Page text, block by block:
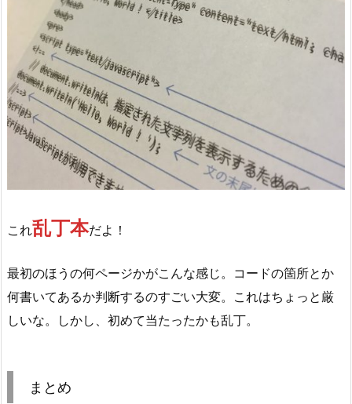
これ乱丁本だよ！
最初のほうの何ページかがこんな感じ。コードの箇所とか
何書いてあるか判断するのすごい大変。これはちょっと厳
しいな。しかし、初めて当たったかも乱丁。
まとめ